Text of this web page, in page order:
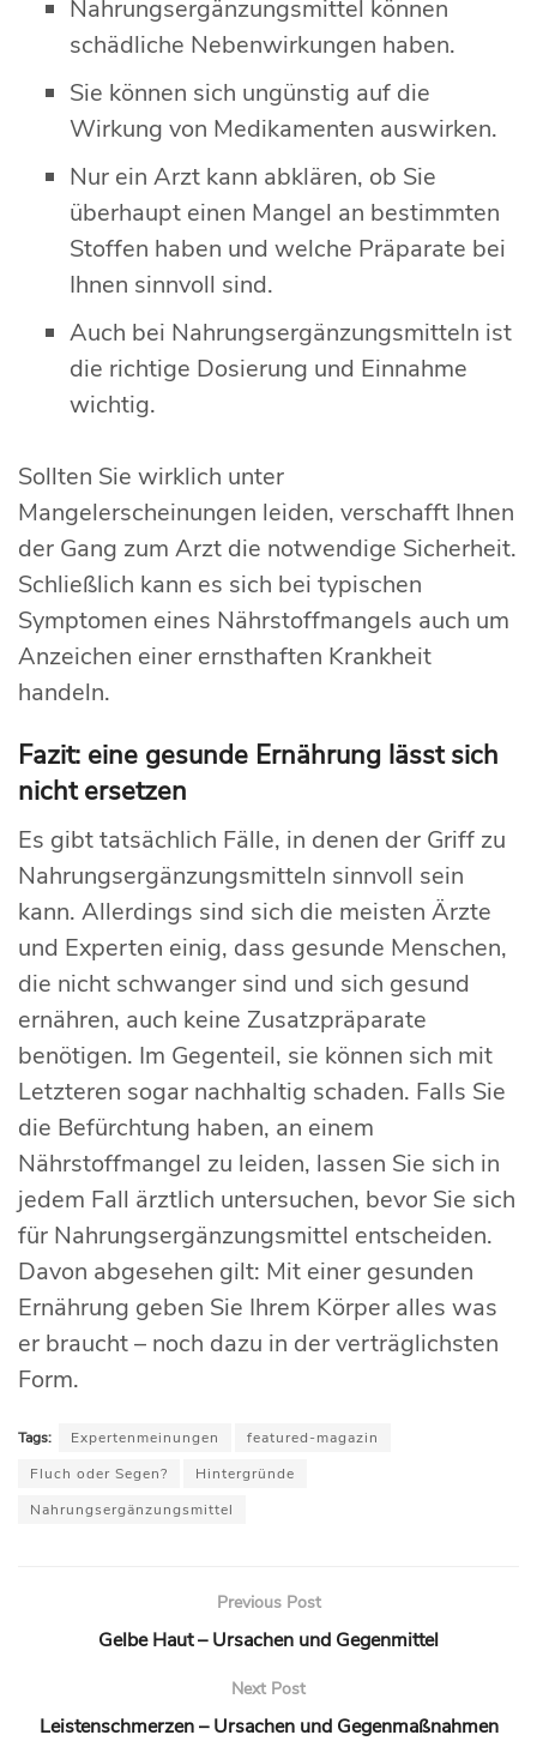
Nahrungsergänzungsmittel können
schädliche Nebenwirkungen haben.
Sie können sich ungünstig auf die
Wirkung von Medikamenten auswirken.
Nur ein Arzt kann abklären, ob Sie
überhaupt einen Mangel an bestimmten
Stoffen haben und welche Präparate bei
Ihnen sinnvoll sind.
Auch bei Nahrungsergänzungsmitteln ist
die richtige Dosierung und Einnahme
wichtig.
Sollten Sie wirklich unter
Mangelerscheinungen leiden, verschafft Ihnen
der Gang zum Arzt die notwendige Sicherheit.
Schließlich kann es sich bei typischen
Symptomen eines Nährstoffmangels auch um
Anzeichen einer ernsthaften Krankheit
handeln.
Fazit: eine gesunde Ernährung lässt sich
nicht ersetzen
Es gibt tatsächlich Fälle, in denen der Griff zu
Nahrungsergänzungsmitteln sinnvoll sein
kann. Allerdings sind sich die meisten Ärzte
und Experten einig, dass gesunde Menschen,
die nicht schwanger sind und sich gesund
ernähren, auch keine Zusatzpräparate
benötigen. Im Gegenteil, sie können sich mit
Letzteren sogar nachhaltig schaden. Falls Sie
die Befürchtung haben, an einem
Nährstoffmangel zu leiden, lassen Sie sich in
jedem Fall ärztlich untersuchen, bevor Sie sich
für Nahrungsergänzungsmittel entscheiden.
Davon abgesehen gilt: Mit einer gesunden
Ernährung geben Sie Ihrem Körper alles was
er braucht – noch dazu in der verträglichsten
Form.
Tags: Expertenmeinungen
featured-magazin
Fluch oder Segen?
Hintergründe
Nahrungsergänzungsmittel
Previous Post
Gelbe Haut – Ursachen und Gegenmittel
Next Post
Leistenschmerzen – Ursachen und Gegenmaßnahmen